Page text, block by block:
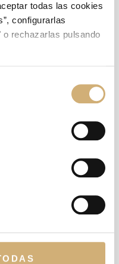
todas las cookies
configurarlas
rechazarlas pulsando
Protésica